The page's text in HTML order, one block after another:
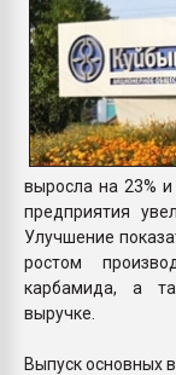
выросла на 23%
предприятия
Улучшение
ростом
карбамида, а
выручке.
Выпуск основных